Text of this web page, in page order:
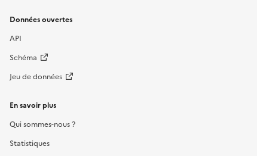
Données ouvertes
API
Schéma
Jeu de données
En savoir plus
Qui sommes-nous ?
Statistiques